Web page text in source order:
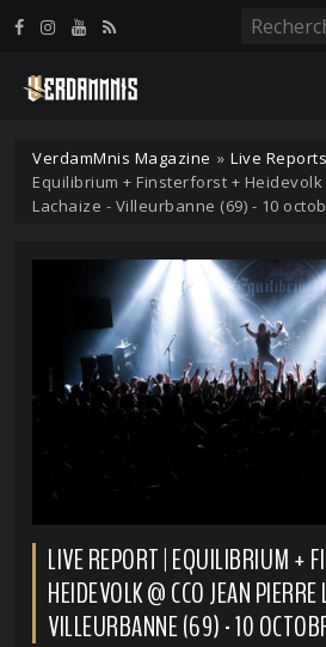
VerdamMnis Magazine » Live Reports
Equilibrium + Finsterforst + Heidevolk
Lachaize - Villeurbanne (69) - 10
LIVE REPORT | EQUILIBRIUM +
HEIDEVOLK @ CCO JEAN PIERRE
VILLEURBANNE (69) - 10
Panneau de gestion des cookies